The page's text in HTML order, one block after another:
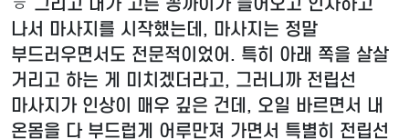
나서 마사지를 시작했는데, 마사지는 정말
부드러우면서도 전문적이었어. 특히 아래 쪽을 살살
거리고 하는 게 미치겠더라고, 그러니까 전립선
마사지가 인상이 매우 깊은 건데, 오일 바르면서 내
온몸을 다 부드럽게 어루만져 가면서 특별히 전립선